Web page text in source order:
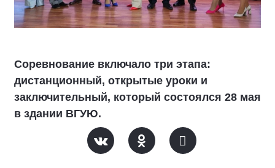
Соревнование включало три этапа:
дистанционный, открытые уроки и
заключительный, который состоялся 28 мая
в здании ВГУЮ.